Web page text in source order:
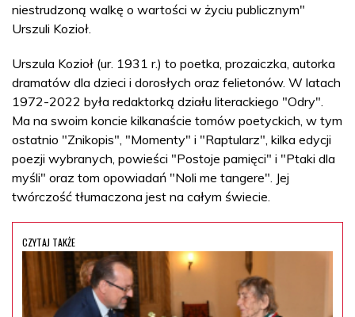
niestrudzoną walkę o wartości w życiu publicznym"
Urszuli Kozioł.
Urszula Kozioł (ur. 1931 r.) to poetka, prozaiczka, autorka
dramatów dla dzieci i dorosłych oraz felietonów. W latach
1972-2022 była redaktorką działu literackiego "Odry".
Ma na swoim koncie kilkanaście tomów poetyckich, w tym
ostatnio "Znikopis", "Momenty" i "Raptularz", kilka edycji
poezji wybranych, powieści "Postoje pamięci" i "Ptaki dla
myśli" oraz tom opowiadań "Noli me tangere". Jej
twórczość tłumaczona jest na całym świecie.
CZYTAJ TAKŻE